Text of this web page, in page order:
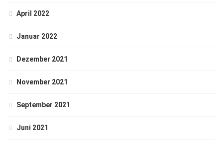
April 2022
Januar 2022
Dezember 2021
November 2021
September 2021
Juni 2021